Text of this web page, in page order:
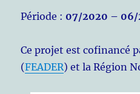
Période : 07/2020 – 06/
Ce projet est cofinancé
(FEADER) et la Région